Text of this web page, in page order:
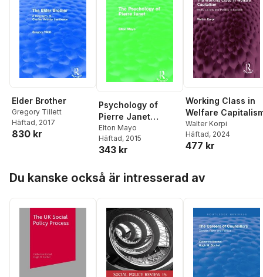
Elder Brother
Gregory Tillett
Häftad, 2017
830 kr
Psychology of
Pierre Janet
(Routledge
Revivals)
Elton Mayo
Häftad, 2015
343 kr
Working Class in
Welfare
Walter Korpi
Häftad, 2024
477 kr
Du kanske också är intresserad av